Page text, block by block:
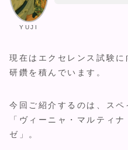
YUJI
現在はエクセレンス試験
研鑽を積んでいます。
今回ご紹介するのは、ス
「ヴィーニャ・マルティ
ゼ」。